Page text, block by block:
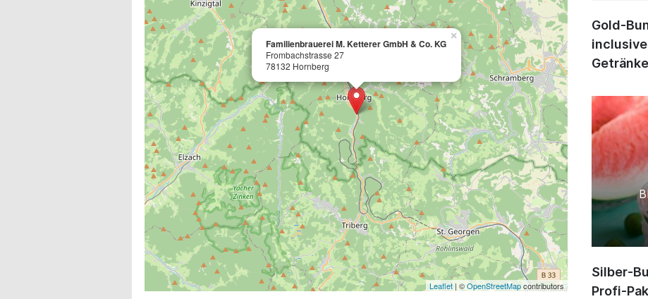
Familienbrauerei M. Ketterer GmbH & Co. KG
Frombachstrasse 27
78132 Hornberg
×
Leaflet | ©OpenStreetMapcontributors
Gold-
Silber-
Profi-